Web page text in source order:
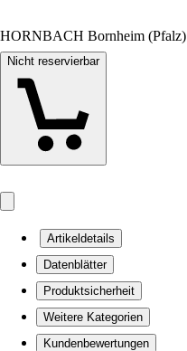
HORNBACH Bornheim (Pfalz)
Nicht reservierbar
Artikeldetails
Datenblätter
Produktsicherheit
Weitere Kategorien
Kundenbewertungen